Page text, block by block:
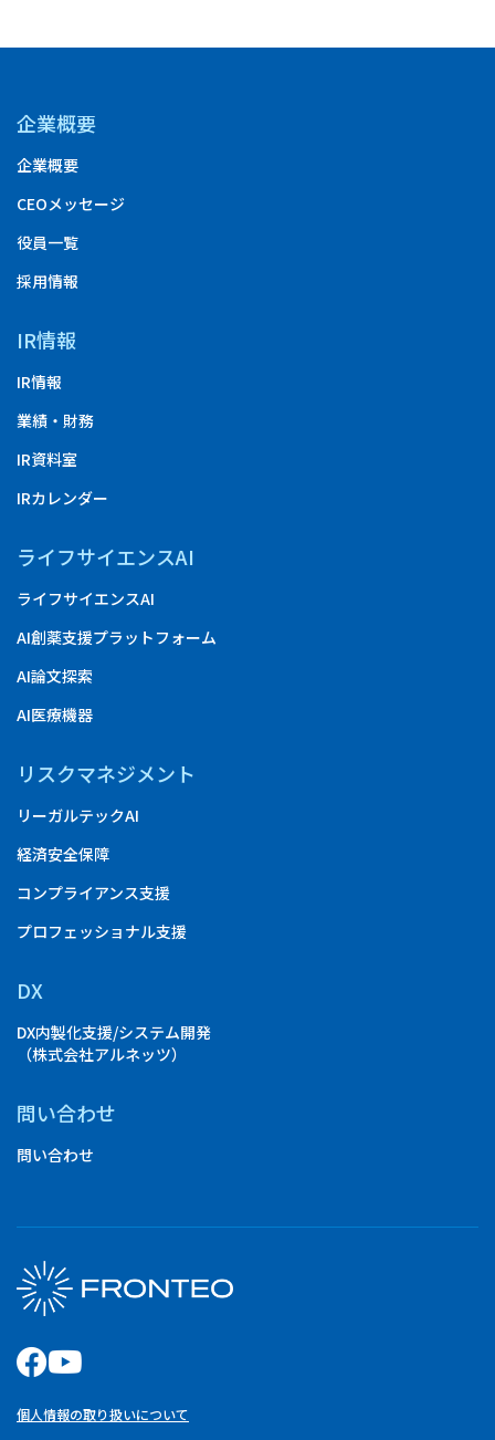
企業概要
企業概要
CEOメッセージ
役員一覧
採用情報
IR情報
IR情報
業績・財務
IR資料室
IRカレンダー
ライフサイエンスAI
ライフサイエンスAI
AI創薬支援プラットフォーム
AI論文探索
AI医療機器
リスクマネジメント
リーガルテックAI
経済安全保障
コンプライアンス支援
プロフェッショナル支援
DX
DX内製化支援/システム開発
（株式会社アルネッツ）
問い合わせ
問い合わせ
個人情報の取り扱いについて